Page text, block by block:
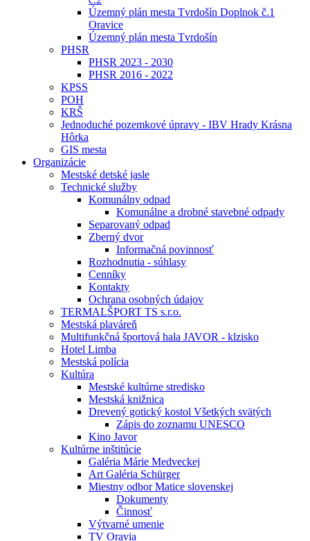
Územný plán mesta Tvrdošín Doplnok č.1
Oravice
Územný plán mesta Tvrdošín
PHSR
PHSR 2023 - 2030
PHSR 2016 - 2022
KPSS
POH
KRŠ
Jednoduché pozemkové úpravy - IBV Hrady Krásna
Hôrka
GIS mesta
Organizácie
Mestské detské jasle
Technické služby
Komunálny odpad
Komunálne a drobné stavebné odpady
Separovaný odpad
Zberný dvor
Informačná povinnosť
Rozhodnutia - súhlasy
Cenníky
Kontakty
Ochrana osobných údajov
TERMALŠPORT TS s.r.o.
Mestská plaváreň
Multifunkčná športová hala JAVOR - klzisko
Hotel Limba
Mestská polícia
Kultúra
Mestské kultúrne stredisko
Mestská knižnica
Drevený gotický kostol Všetkých svätých
Zápis do zoznamu UNESCO
Kino Javor
Kultúrne inštitúcie
Galéria Márie Medveckej
Art Galéria Schürger
Miestny odbor Matice slovenskej
Dokumenty
Činnosť
Výtvarné umenie
TV Oravia